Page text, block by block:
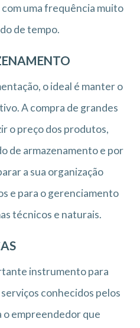
uma frequência muito
de tempo.
o ideal é manter o
A compra de grandes
o preço dos produtos,
de armazenamento e por
a sua organização
e para o gerenciamento
técnicos e naturais.
instrumento para
conhecidos pelos
o empreendedor que